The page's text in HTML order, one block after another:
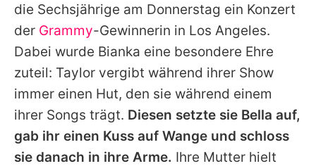
die Sechsjährige am Donnerstag ein Konzert
der Grammy-Gewinnerin in Los Angeles.
Dabei wurde Bianka eine besondere Ehre
zuteil: Taylor vergibt während ihrer Show
immer einen Hut, den sie während einem
ihrer Songs trägt. Diesen setzte sie Bella auf,
gab ihr einen Kuss auf Wange und schloss
sie danach in ihre Arme. Ihre Mutter hielt